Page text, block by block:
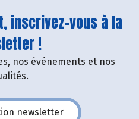
inscrivez-vous à la
!
nos événements et nos
newsletter